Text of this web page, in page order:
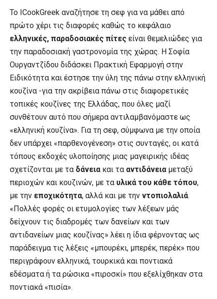
Το ICookGreek αναζήτησε τη σεφ για να μάθει από
πρώτο χέρι τις διαφορές καθώς το κεφάλαιο
ελληνικές, παραδοσιακές πίτες είναι θεμελιώδες για
την παραδοσιακή γαστρονομία της χώρας. Η Σοφία
Ουργαντζίδου διδάσκει Πρακτική Εφαρμογή στην
Ειδικότητα και έστησε την ύλη της πάνω στην ελληνική
κουζίνα -για την ακρίβεια πάνω στις διαφορετικές
τοπικές κουζίνες της Ελλάδας, που όλες μαζί
συνθέτουν αυτό που σήμερα αντιλαμβανόμαστε ως
«ελληνική κουζίνα». Για τη σεφ, σύμφωνα με την οποία
δεν υπάρχει «παρθενογένεση» στις συνταγές, οι κατά
τόπους εκδοχές υλοποίησης μιας μαγειρικής ιδέας
σχετίζονται με τα δάνειακαι τα αντιδάνειαμεταξύ
περιοχών και κουζινών, με τα υλικά του κάθε τόπου,
με την εποχικότητα, αλλά και με την ντοπιολαλιά.
«Πολλές φορές οι ετυμολογίες των λέξεων μάς
δείχνουν τις διαδρομές των δανείων και των
αντιδανείων μιας κουζίνας» λέει η ίδια φέρνοντας ως
παράδειγμα τις λέξεις «μπουρέκι, μπερέκ, περέκ» που
περιγράφουν ελληνικά, τουρκικά και ποντιακά
εδέσματα ή τα ρώσικα «πιροσκί» που εξελίχθηκαν στα
ποντιακά «πισία».